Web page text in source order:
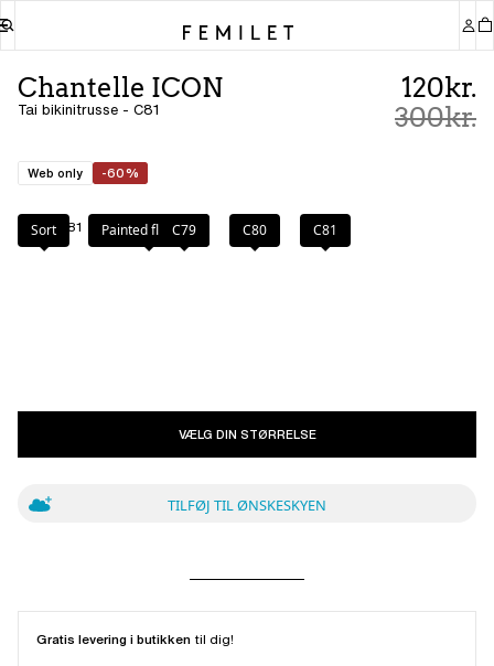
Chantelle ICON
Tai bikinitrusse - C81
120kr.
300kr.
Web only -60%
Farve: C81
Sort Painted flowers
C79 C80 C81
VÆLG DIN STØRRELSE
TILFØJ TIL ØNSKESKYEN
Gratis levering i butikken til dig!